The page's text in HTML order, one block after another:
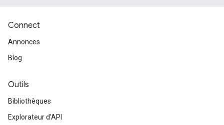
Connect
Annonces
Blog
Outils
Bibliothèques
Explorateur d'API